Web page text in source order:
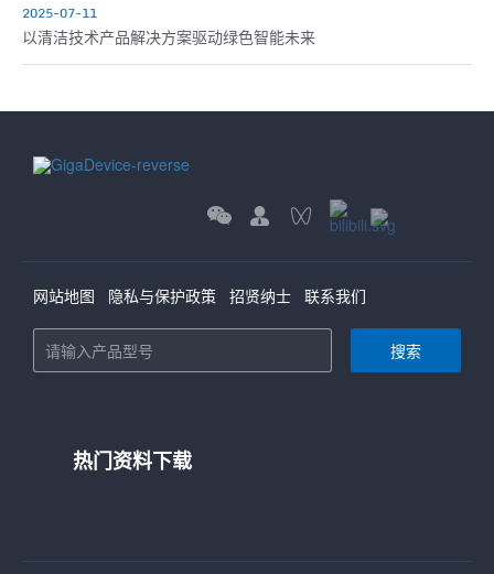
2025-07-11
以清洁技术产品解决方案驱动绿色智能未来
网站地图 隐私与保护政策 招贤纳士 联系我们
搜索
热门资料下载